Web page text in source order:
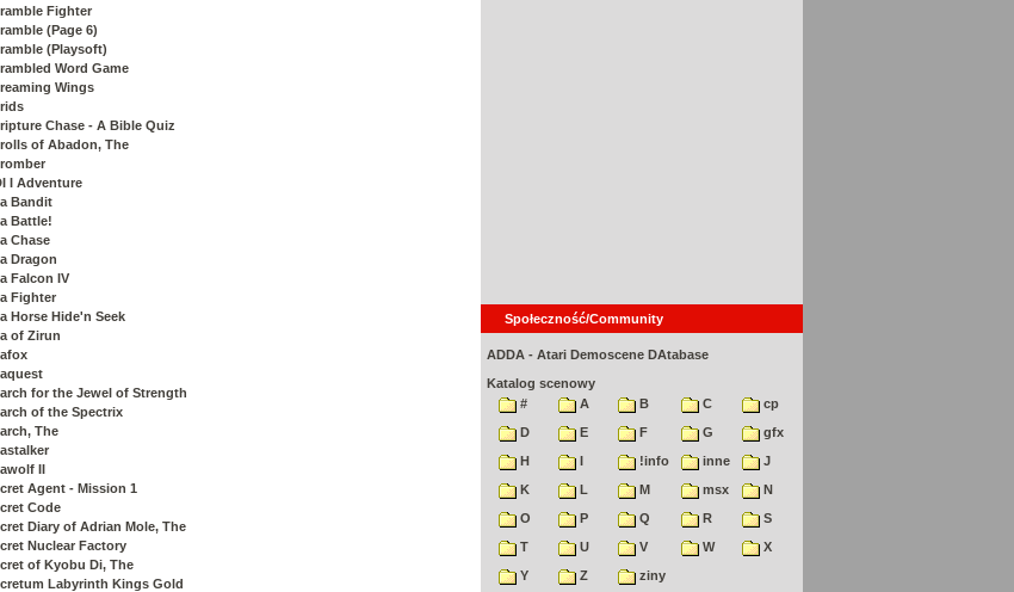
Fighter
(Page 6)
(Playsoft)
Word Game
Wings
Chase - A Bible Quiz
of Abadon, The
I Adventure
Bandit
Battle!
Chase
Dragon
Falcon IV
Fighter
Horse Hide'n Seek
of Zirun
for the Jewel of Strength
of the Spectrix
The
II
Agent - Mission 1
Code
Diary of Adrian Mole, The
Nuclear Factory
of Kyobu Di, The
Labyrinth Kings Gold
Społeczność/Community
ADDA - Atari Demoscene DAtabase
Katalog scenowy
#
A B C
cp
D
E F G
gfx
H
I !info inne
J
K
L M msx
N
O
P Q R
S
T
U V W
X
Y
Z
ziny